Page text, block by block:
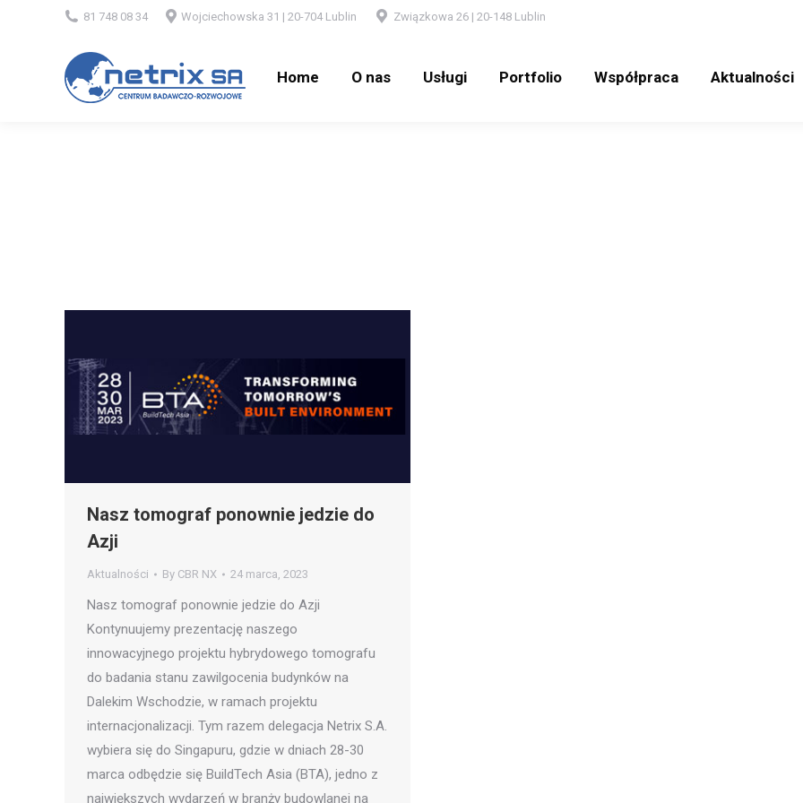
81 748 08 34 Wojciechowska 31 | 20-704 Lublin Związkowa 26 | 20-148 Lublin
Home O nas Usługi Portfolio Współpraca Aktualności
Nasz tomograf ponownie jedzie do
Azji
Aktualności By CBR NX 24 marca, 2023
Nasz tomograf ponownie jedzie do Azji
Kontynuujemy prezentację naszego
innowacyjnego projektu hybrydowego tomografu
do badania stanu zawilgocenia budynków na
Dalekim Wschodzie, w ramach projektu
internacjonalizacji. Tym razem delegacja Netrix S.A.
wybiera się do Singapuru, gdzie w dniach 28-30
marca odbędzie się BuildTech Asia (BTA), jedno z
największych wydarzeń w branży budowlanej na
Usługi